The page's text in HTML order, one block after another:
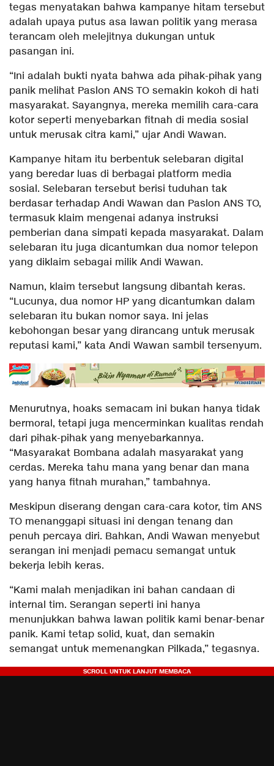
tegas menyatakan bahwa kampanye hitam tersebut
adalah upaya putus asa lawan politik yang merasa
terancam oleh melejitnya dukungan untuk
pasangan ini.
“Ini adalah bukti nyata bahwa ada pihak-pihak yang
panik melihat Paslon ANS TO semakin kokoh di hati
masyarakat. Sayangnya, mereka memilih cara-cara
kotor seperti menyebarkan fitnah di media sosial
untuk merusak citra kami,” ujar Andi Wawan.
Kampanye hitam itu berbentuk selebaran digital
yang beredar luas di berbagai platform media
sosial. Selebaran tersebut berisi tuduhan tak
berdasar terhadap Andi Wawan dan Paslon ANS TO,
termasuk klaim mengenai adanya instruksi
pemberian dana simpati kepada masyarakat. Dalam
selebaran itu juga dicantumkan dua nomor telepon
yang diklaim sebagai milik Andi Wawan.
Namun, klaim tersebut langsung dibantah keras.
“Lucunya, dua nomor HP yang dicantumkan dalam
selebaran itu bukan nomor saya. Ini jelas
kebohongan besar yang dirancang untuk merusak
reputasi kami,” kata Andi Wawan sambil tersenyum.
Menurutnya, hoaks semacam ini bukan hanya tidak
bermoral, tetapi juga mencerminkan kualitas rendah
dari pihak-pihak yang menyebarkannya.
“Masyarakat Bombana adalah masyarakat yang
cerdas. Mereka tahu mana yang benar dan mana
yang hanya fitnah murahan,” tambahnya.
Meskipun diserang dengan cara-cara kotor, tim ANS
TO menanggapi situasi ini dengan tenang dan
penuh percaya diri. Bahkan, Andi Wawan menyebut
serangan ini menjadi pemacu semangat untuk
bekerja lebih keras.
“Kami malah menjadikan ini bahan candaan di
internal tim. Serangan seperti ini hanya
menunjukkan bahwa lawan politik kami benar-benar
panik. Kami tetap solid, kuat, dan semakin
semangat untuk memenangkan Pilkada,” tegasnya.